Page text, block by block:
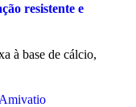
resistente e
à base de cálcio,
Amivatio